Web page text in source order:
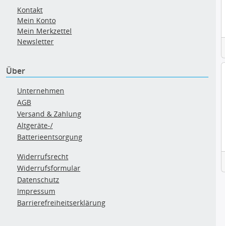
Kontakt
Mein Konto
Mein Merkzettel
Newsletter
Über
Unternehmen
AGB
Versand & Zahlung
Altgeräte-/
Batterieentsorgung
Widerrufsrecht
Widerrufsformular
Datenschutz
Impressum
Barrierefreiheitserklärung